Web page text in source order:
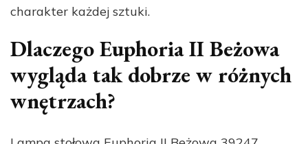
charakter każdej sztuki.
Dlaczego Euphoria II Beżowa
wygląda tak dobrze w różnych
wnętrzach?